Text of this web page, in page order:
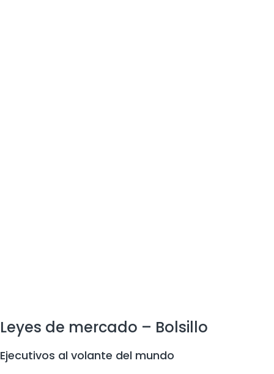
Leyes de mercado – Bolsillo
Ejecutivos al volante del mundo